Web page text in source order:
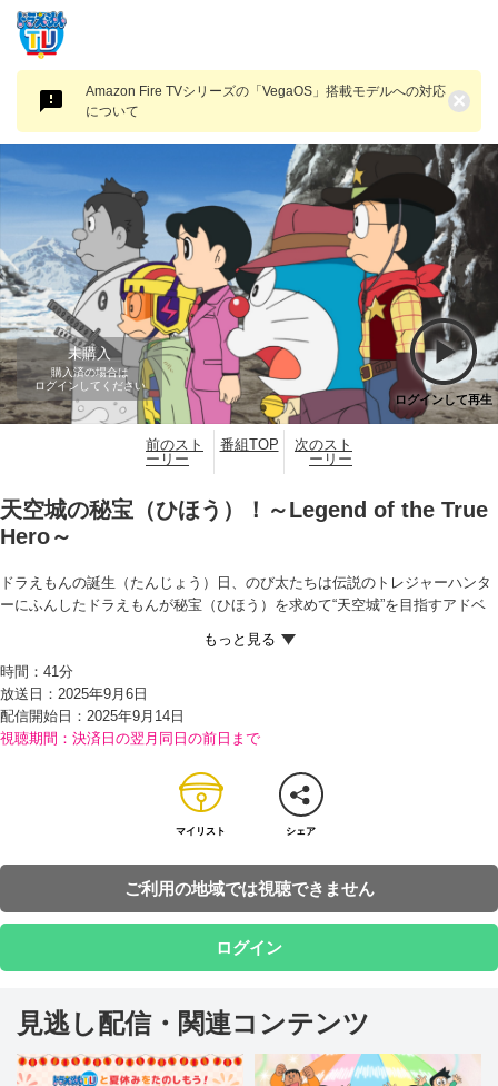
Amazon Fire TVシリーズの「VegaOS」搭載モデルへの対応
について
×
未購入
購入済の場合は
ログインしてください
ログインして再生
前のスト
ーリー
番組TOP
次のスト
ーリー
天空城の秘宝（ひほう）！～Legend of the True
Hero～
ドラえもんの誕生（たんじょう）日、のび太たちは伝説のトレジャーハンタ
ーにふんしたドラえもんが秘宝（ひほう）を求めて“天空城”を目指すアドベ
となってさまざまな冒険（ぼうけん）を体験できるひみつ道具『映画缶（か
ん）』を、ドラミちゃんにかしてもらったのだ。
自分たちも体験してみたくなったのび太たちは、それぞれ好きな缶を選んで
映画の世界に入りこむ。のび太は西部劇（げき）の正義（せいぎ）の保安
（ほあん）官、しずかちゃんはスパイ映画の敏腕（びんわん）エージェン
アクションのヒーローとなり、思い思いに冒険を楽しんでいた。
ところが、映画缶に想定外のトラブルが起きたのか、のび太たち4人はとつ
ぜん、ドラえもんが冒険する映画『天空城の秘宝！』の世界に放りこまれて
け、物語を終わらせるしか方法がないことが判明（はんめい）！
ドラえもんたちは一致（いっち）団結（だんけつ）し、天空城に向けて出発
するが、思いもよらぬ危機（きき）が次々とおそいかかってきて…!?
時間： 41分
放送日：2025年9月6日
配信開始日： 2025年9月14日
視聴期間：決済日の翌月同日の前日まで
マイリスト シェア
ご利用の地域では視聴できません
ログイン
見逃し配信・関連コンテンツ